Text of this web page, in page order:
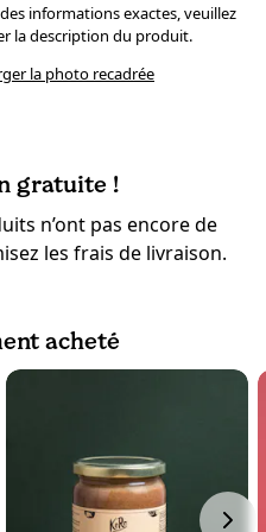
informations exactes, veuillez
la description du produit.
la photo recadrée
gratuite !
n’ont pas encore de
les frais de livraison.
acheté